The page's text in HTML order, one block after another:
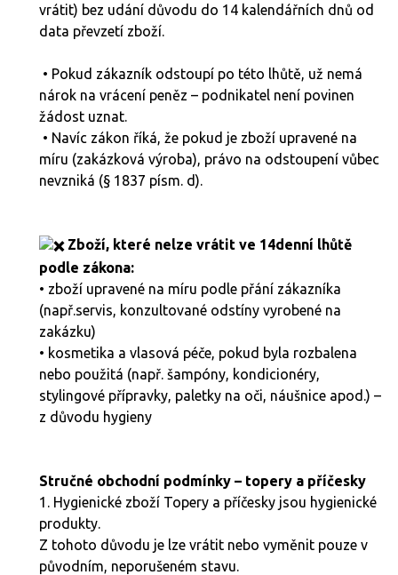
vrátit) bez udání důvodu do 14 kalendářních dnů od
data převzetí zboží.
• Pokud zákazník odstoupí po této lhůtě, už nemá
nárok na vrácení peněz – podnikatel není povinen
žádost uznat.
• Navíc zákon říká, že pokud je zboží upravené na
míru (zakázková výroba), právo na odstoupení vůbec
nevzniká (§ 1837 písm. d).
Zboží, které nelze vrátit ve 14denní lhůtě
podle zákona:
• zboží upravené na míru podle přání zákazníka
(např.servis, konzultované odstíny vyrobené na
zakázku)
• kosmetika a vlasová péče, pokud byla rozbalena
nebo použitá (např. šampóny, kondicionéry,
stylingové přípravky, paletky na oči, náušnice apod.) –
z důvodu hygieny
Stručné obchodní podmínky – topery a příčesky
1. Hygienické zboží Topery a příčesky jsou hygienické
produkty.
Z tohoto důvodu je lze vrátit nebo vyměnit pouze v
původním, neporušeném stavu.